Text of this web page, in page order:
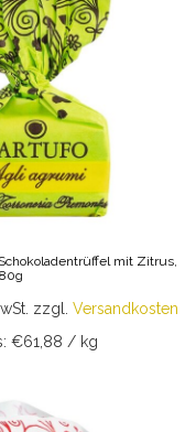
mit Zitrus,
80g
zzgl. Versandkosten
€61,88 / kg